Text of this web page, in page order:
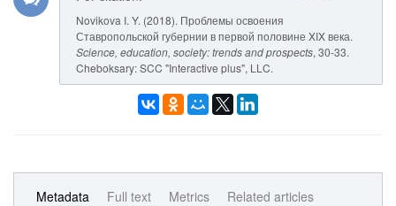
Novikova I. Y. (2018). Проблемы освоения
Ставропольской губернии в первой половине XIX века.
Science, education, society: trends and prospects, 30-33.
Cheboksary: SCC "Interactive plus", LLC.
Metadata Full text Metrics Related articles